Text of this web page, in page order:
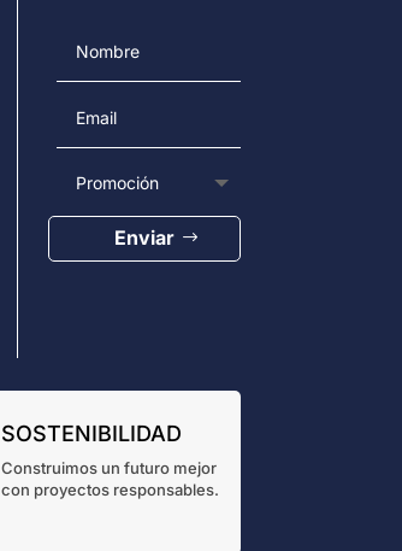
Enviar
SOSTENIBILIDAD
Construimos un futuro mejor
con proyectos responsables.